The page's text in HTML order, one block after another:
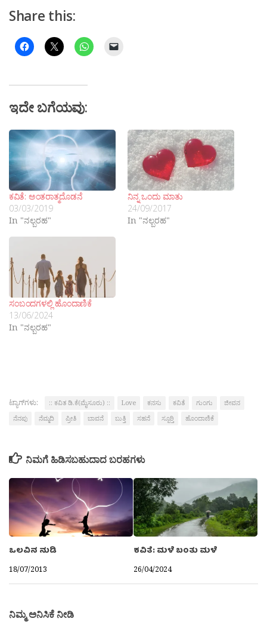
Share this:
ಇದೇ ಬಗೆಯವು:
ಕವಿತೆ: ಅಂತರಾತ್ಮದೊಡನೆ
03/03/2019
In "ನಲ್ಬರಹ"
ನಿನ್ನ ಒಂದು ಮಾತು
24/09/2017
In "ನಲ್ಬರಹ"
ಸಂಬಂದಗಳಲ್ಲಿ ಹೊಂದಾಣಿಕೆ
13/06/2024
In "ನಲ್ಬರಹ"
ಟ್ಯಾಗ್‌ಗಳು: :: ಕವಿತ ಡಿ.ಕೆ(ಮೈಸೂರು) :: Love ಕನಸು ಕವಿತೆ ಗುಂಗು
ಜೀವನ
ನೆನಪು
ನೆಮ್ಮದಿ ಪ್ರೀತಿ ಬಾವನೆ ಬುತ್ತಿ ಸಹನೆ ಸ್ಪೂರ‍್ತಿ ಹೊಂದಾಣಿಕೆ
ನಿಮಗೆ ಹಿಡಿಸಬಹುದಾದ ಬರಹಗಳು
ಒಲವಿನ ನುಡಿ
18/07/2013
ಕವಿತೆ: ಮಳೆ ಬಂತು ಮಳೆ
26/04/2024
ನಿಮ್ಮ ಅನಿಸಿಕೆ ನೀಡಿ